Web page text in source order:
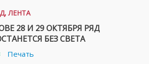
,ЛЕНТА
28 И 29 ОКТЯБРЯ РЯД
БЕЗ СВЕТА
Печать